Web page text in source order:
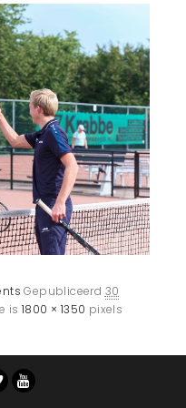
Gepubliceerd 30
is1800 × 1350 pixels